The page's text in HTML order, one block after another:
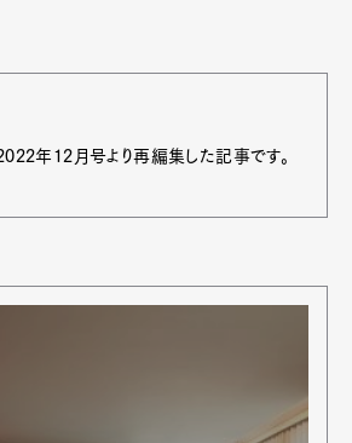
年12月号より再編集した記事です。